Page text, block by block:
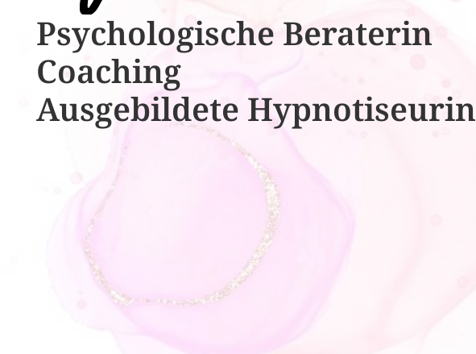
Psychologische ​​Beraterin
Coaching
Ausgebildete​ ​Hypnotiseurin